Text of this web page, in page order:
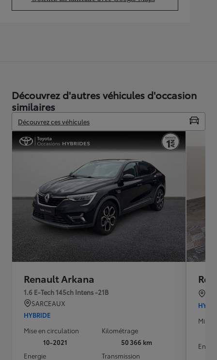
(Opens in new tab)
Découvrez d'autres véhicules d'occasion
similaires
Découvrez ces véhicules
Renault Arkana
1.6 E-Tech 145ch Intens -21B
SARCEAUX
HYBRIDE
Mise en circulation
10-2021
Kilométrage
50 366 km
Energie
Transmission
Mise